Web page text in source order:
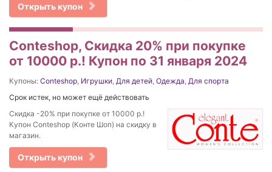
Открыть купон
Conteshop, Cкидка 20% при покупке
от 10000 р.! Купон по 31 января 2024
Купоны: Conteshop Игрушки Для детей Одежда Для спорта
Срок истек, но может ещё действовать
Cкидка -20% при покупке от 10000 р.!
Купон Conteshop (Конте Шоп) на скидку в
магазин.
Открыть купон